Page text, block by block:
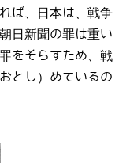
ば、日本は、戦争
日新聞の罪は重い
をそらすため、戦
とし）めているの